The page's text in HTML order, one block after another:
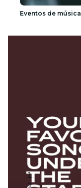
Eventos de música